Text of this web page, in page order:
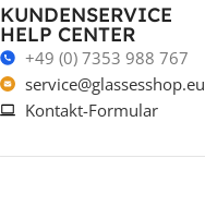
KUNDENSERVICE
HELP CENTER
+49 (0) 7353 988 767
service@glassesshop.eu
Kontakt-Formular